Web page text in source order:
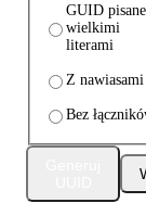
GUID pisane
wielkimi
literami
Z nawiasami
Bez